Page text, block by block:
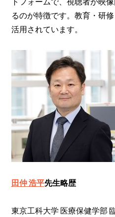
るのが特徴です。教育・研
活用されています。
田仲 浩平先生略歴
東京工科大学 医療保健学部